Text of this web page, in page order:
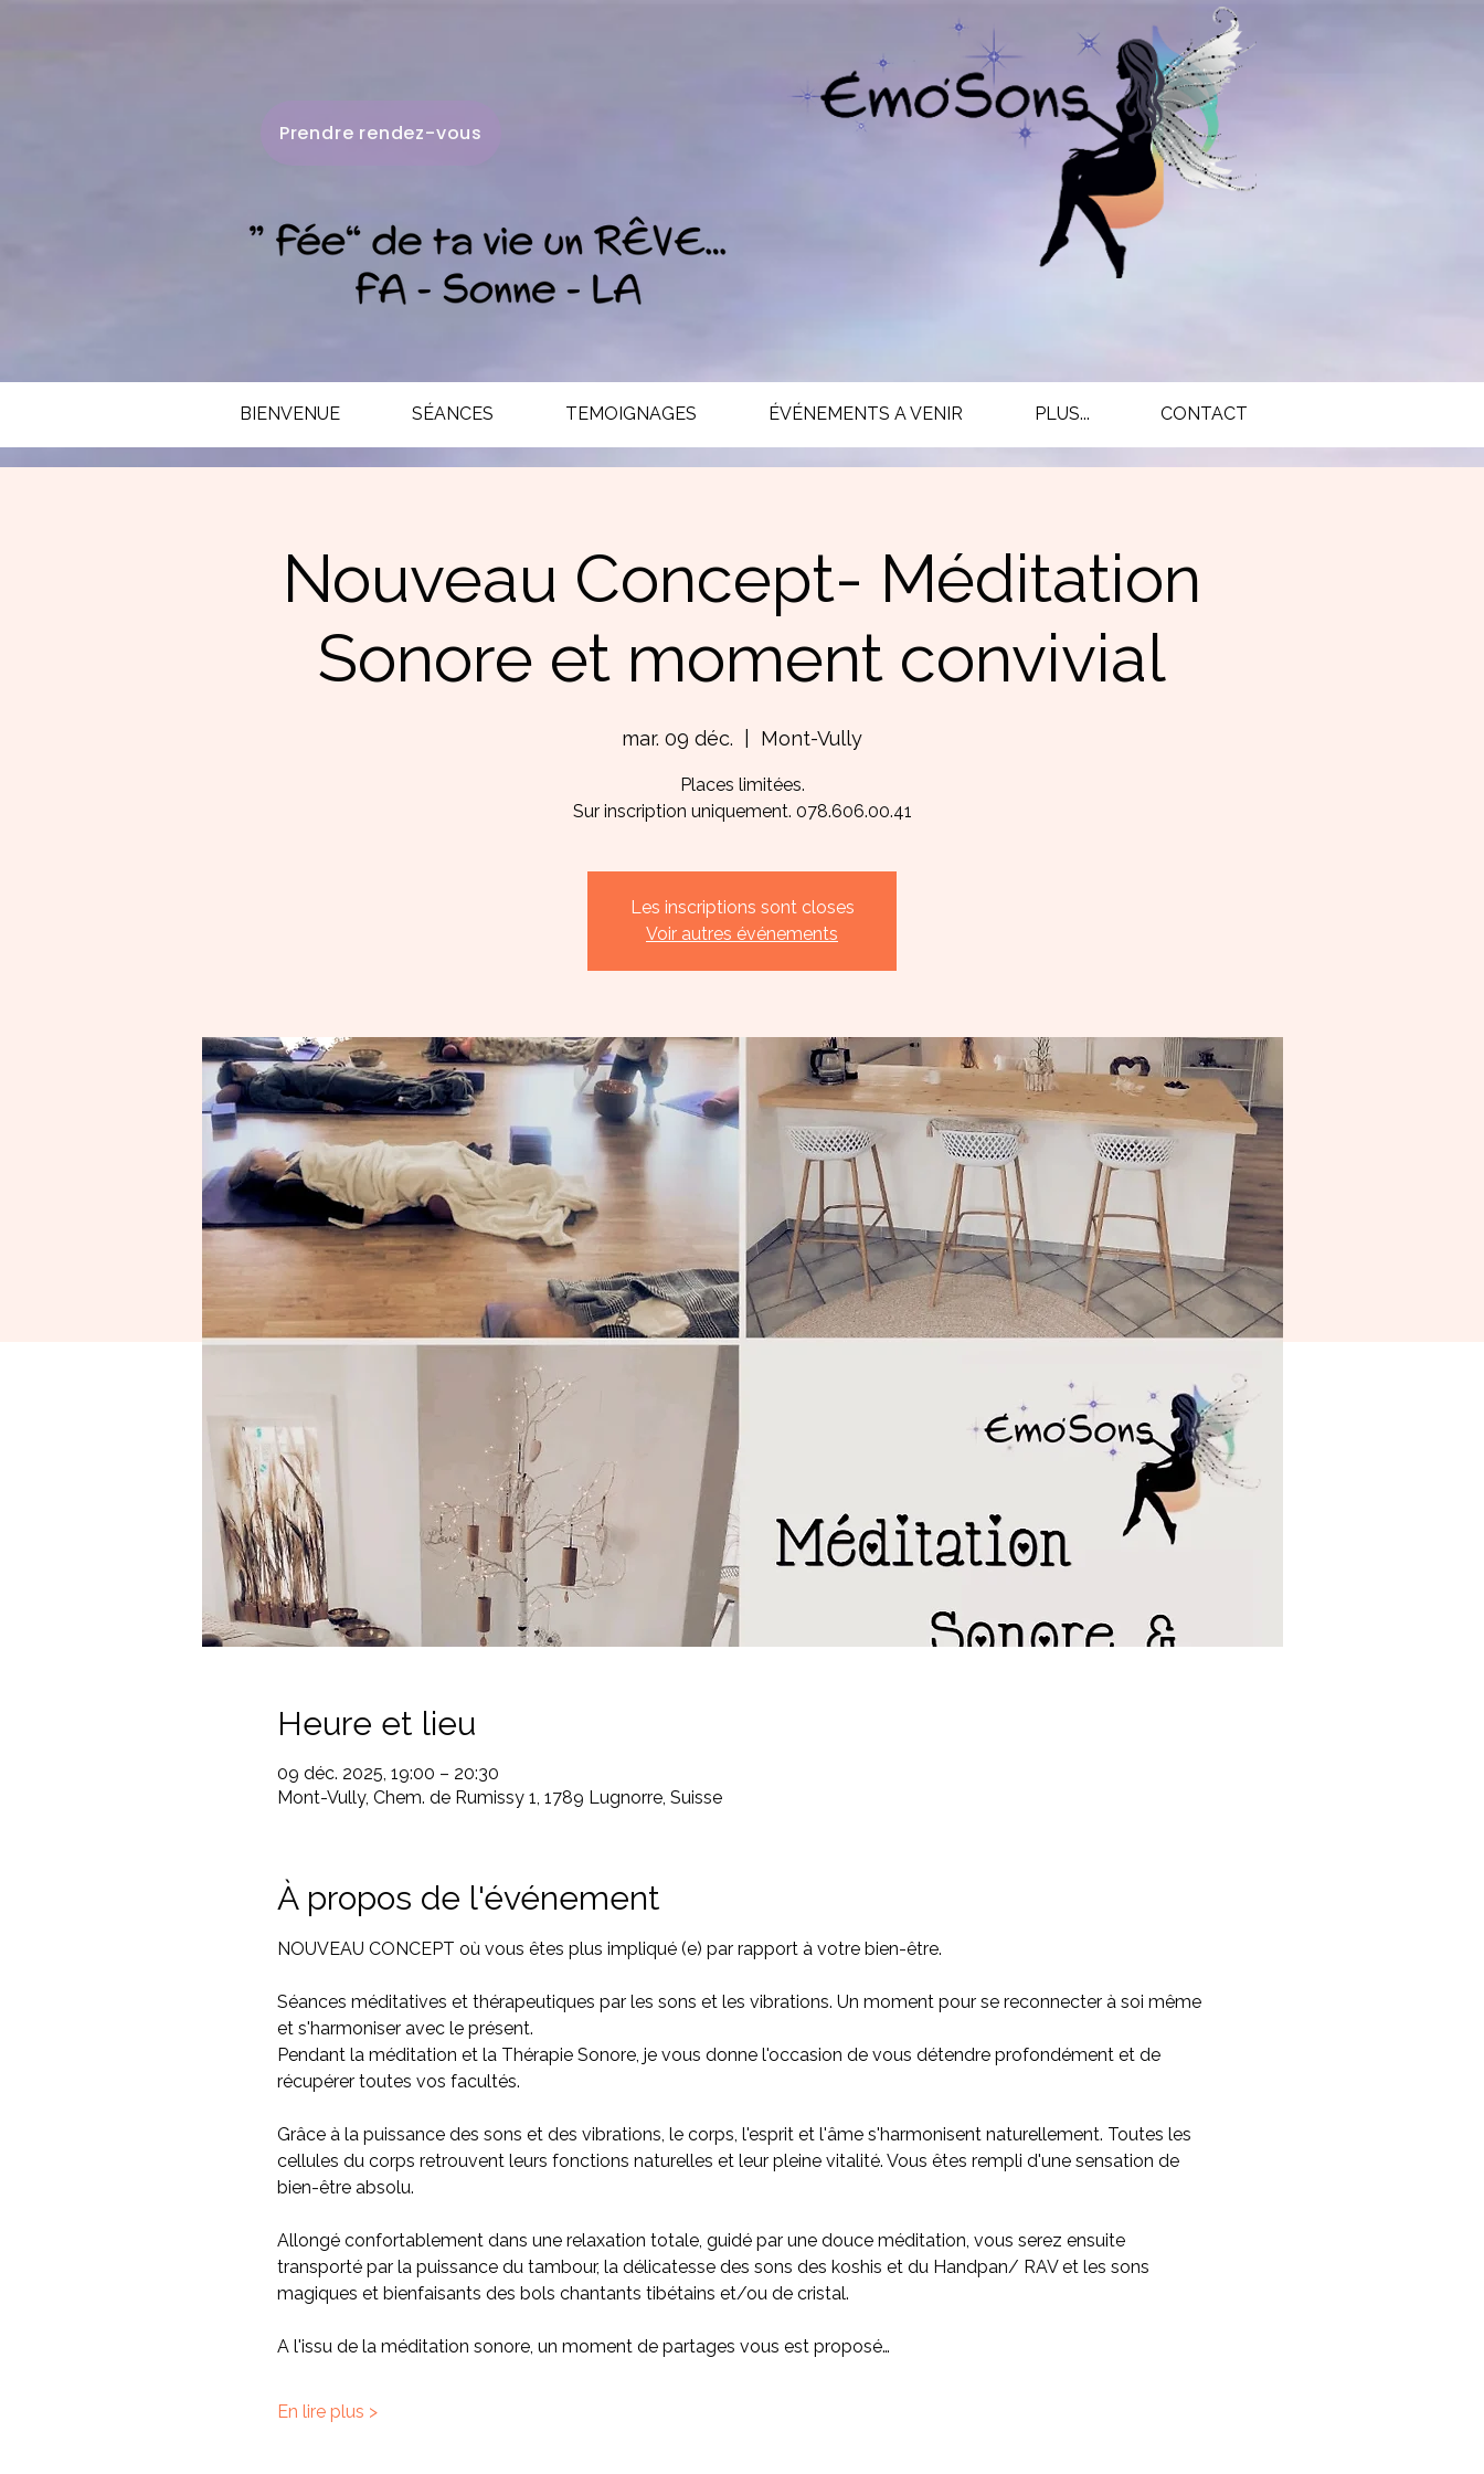
Prendre rendez-vous
BIENVENUE SÉANCES TEMOIGNAGES ÉVÉNEMENTS A VENIR PLUS... CONTACT
Nouveau Concept- Méditation
Sonore et moment convivial
mar. 09 déc. Mont-Vully
Places limitées.
Sur inscription uniquement. 078.606.00.41
Les inscriptions sont closes
Voir autres événements
Heure et lieu
09 déc. 2025, 19:00 – 20:30
Mont-Vully, Chem. de Rumissy 1, 1789 Lugnorre, Suisse
À propos de l'événement
NOUVEAU CONCEPT où vous êtes plus impliqué (e) par rapport à votre bien-être.
Séances méditatives et thérapeutiques par les sons et les vibrations. Un moment pour se reconnecter à soi même
et s'harmoniser avec le présent.
Pendant la méditation et la Thérapie Sonore, je vous donne l'occasion de vous détendre profondément et de
récupérer toutes vos facultés.
Grâce à la puissance des sons et des vibrations, le corps, l'esprit et l'âme s'harmonisent naturellement. Toutes les
cellules du corps retrouvent leurs fonctions naturelles et leur pleine vitalité. Vous êtes rempli d'une sensation de
bien-être absolu.
Allongé confortablement dans une relaxation totale, guidé par une douce méditation, vous serez ensuite
transporté par la puissance du tambour, la délicatesse des sons des koshis et du Handpan/ RAV et les sons
magiques et bienfaisants des bols chantants tibétains et/ou de cristal.
A l'issu de la méditation sonore, un moment de partages vous est proposé…
En lire plus >